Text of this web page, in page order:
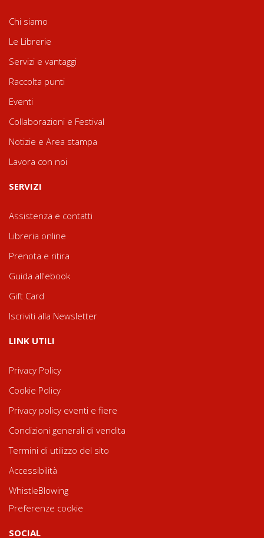
Chi siamo
Le Librerie
Servizi e vantaggi
Raccolta punti
Eventi
Collaborazioni e Festival
Notizie e Area stampa
Lavora con noi
SERVIZI
Assistenza e contatti
Libreria online
Prenota e ritira
Guida all'ebook
Gift Card
Iscriviti alla Newsletter
LINK UTILI
Privacy Policy
Cookie Policy
Privacy policy eventi e fiere
Condizioni generali di vendita
Termini di utilizzo del sito
Accessibilità
WhistleBlowing
Preferenze cookie
SOCIAL